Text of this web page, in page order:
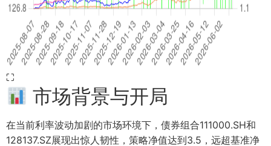
⛶
市场背景与开局
在当前利率波动加剧的市场环境下，债券组合111000.SH和
128137.SZ展现出惊人韧性，策略净值达到3.5，远超基准净